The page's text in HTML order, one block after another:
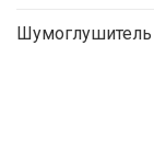
Шумоглушитель